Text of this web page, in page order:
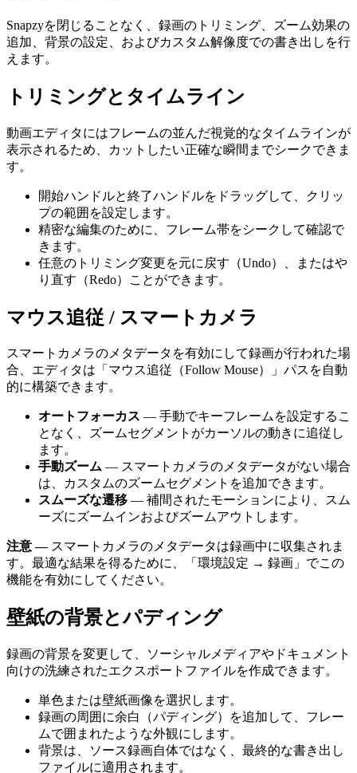
Snapzyを閉じることなく、録画のトリミング、ズーム効果の
追加、背景の設定、およびカスタム解像度での書き出しを行
えます。
トリミングとタイムライン
動画エディタにはフレームの並んだ視覚的なタイムラインが
表示されるため、カットしたい正確な瞬間までシークできま
す。
開始ハンドルと終了ハンドルをドラッグして、クリッ
プの範囲を設定します。
精密な編集のために、フレーム帯をシークして確認で
きます。
任意のトリミング変更を元に戻す（Undo）、またはや
り直す（Redo）ことができます。
マウス追従 / スマートカメラ
スマートカメラのメタデータを有効にして録画が行われた場
合、エディタは「マウス追従（Follow Mouse）」パスを自動
的に構築できます。
オートフォーカス — 手動でキーフレームを設定するこ
となく、ズームセグメントがカーソルの動きに追従し
ます。
手動ズーム — スマートカメラのメタデータがない場合
は、カスタムのズームセグメントを追加できます。
スムーズな遷移 — 補間されたモーションにより、スム
ーズにズームインおよびズームアウトします。
注意 —スマートカメラのメタデータは録画中に収集されま
す。最適な結果を得るために、「環境設定 → 録画」でこの
機能を有効にしてください。
壁紙の背景とパディング
録画の背景を変更して、ソーシャルメディアやドキュメント
向けの洗練されたエクスポートファイルを作成できます。
単色または壁紙画像を選択します。
録画の周囲に余白（パディング）を追加して、フレー
ムで囲まれたような外観にします。
背景は、ソース録画自体ではなく、最終的な書き出し
ファイルに適用されます。